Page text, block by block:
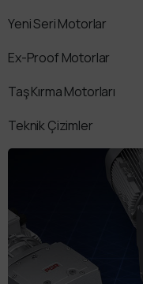
Yeni Seri Motorlar
Ex-Proof Motorlar
Taş Kırma Motorları
Teknik Çizimler